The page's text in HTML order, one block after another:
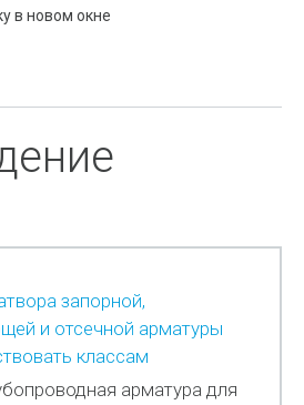
в новом окне
запорной,
и отсечной арматуры
классам
арматура для